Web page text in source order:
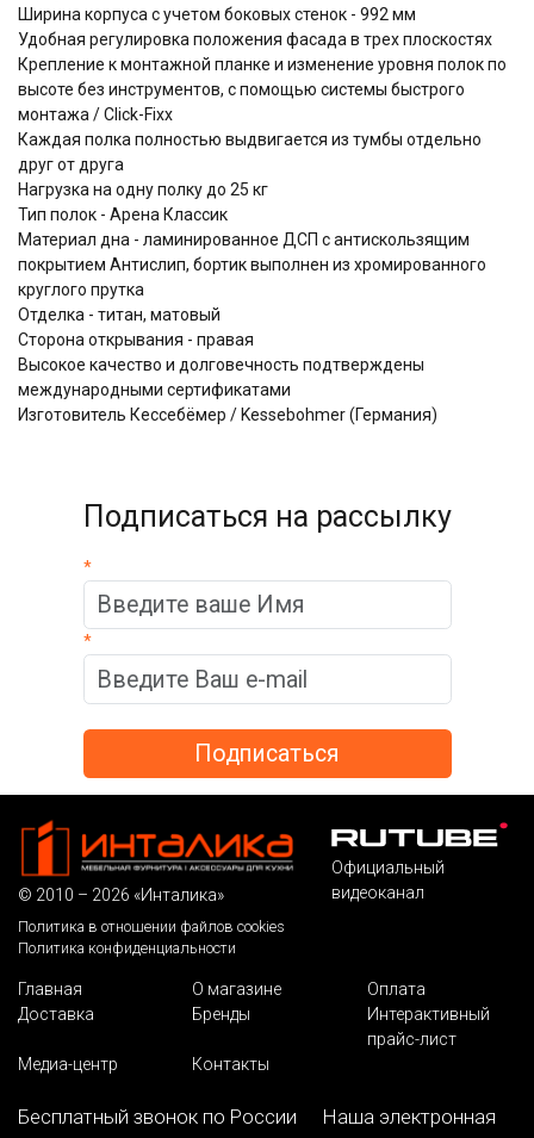
Ширина корпуса с учетом боковых стенок - 992 мм
Удобная регулировка положения фасада в трех плоскостях
Крепление к монтажной планке и изменение уровня полок по
высоте без инструментов, с помощью системы быстрого
монтажа / Click-Fixx
Каждая полка полностью выдвигается из тумбы отдельно
друг от друга
Нагрузка на одну полку до 25 кг
Тип полок - Арена Классик
Материал дна - ламинированное ДСП с антискользящим
покрытием Антислип, бортик выполнен из хромированного
круглого прутка
Отделка - титан, матовый
Сторона открывания - правая
Высокое качество и долговечность подтверждены
международными сертификатами
Изготовитель Кессебёмер / Kessebohmer (Германия)
Подписаться на рассылку
*
*
© 2010 – 2026 «Инталика»
Политика в отношении файлов cookies
Политика конфиденциальности
Официальный
видеоканал
Главная О магазине
Оплата
Доставка
Бренды
Интерактивный
прайс-лист
Медиа-центр
Контакты
Бесплатный звонок по России
Наша электронная